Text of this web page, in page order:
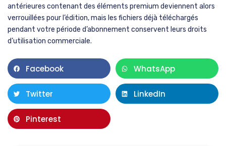
antérieures contenant des éléments premium deviennent alors
verrouillées pour l’édition, mais les fichiers déjà téléchargés
pendant votre période d’abonnement conservent leurs droits
d’utilisation commerciale.
Facebook WhatsApp
Twitter LinkedIn
Pinterest